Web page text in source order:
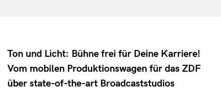
Ton und Licht: Bühne frei für Deine Karriere!
Vom mobilen Produktionswagen für das ZDF
über state-of-the-art Broadcaststudios